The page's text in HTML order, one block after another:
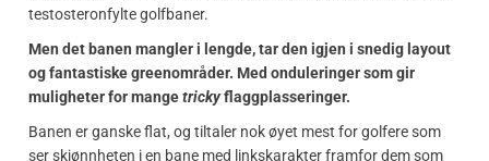
testosteronfylte golfbaner.
Men det banen mangler i lengde, tar den igjen i snedig layout
og fantastiske greenområder. Med onduleringer som gir
muligheter for mangetrickyflaggplasseringer.
Banen er ganske flat, og tiltaler nok øyet mest for golfere som
ser skjønnheten i en bane med linkskarakter framfor dem som